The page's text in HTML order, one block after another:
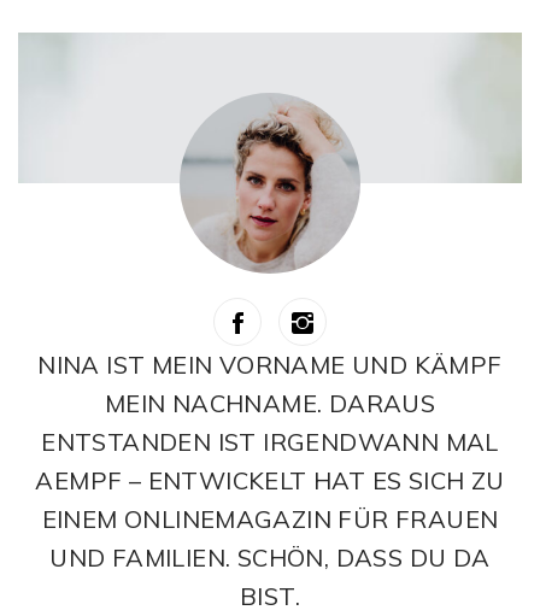
NINA IST MEIN VORNAME UND KÄMPF
MEIN NACHNAME. DARAUS
ENTSTANDEN IST IRGENDWANN MAL
AEMPF – ENTWICKELT HAT ES SICH ZU
EINEM ONLINEMAGAZIN FÜR FRAUEN
UND FAMILIEN. SCHÖN, DASS DU DA
BIST.